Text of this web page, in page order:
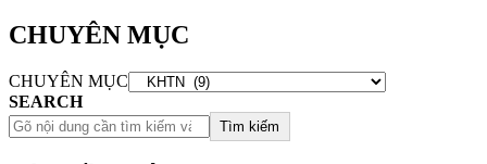
CHUYÊN MỤC
CHUYÊN MỤC
SEARCH
Tìm kiếm